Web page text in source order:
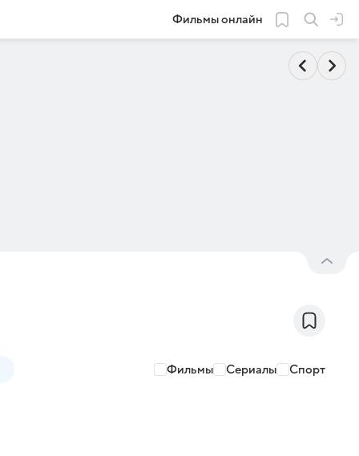
Фильмы онлайн
Фильмы Сериалы Спорт